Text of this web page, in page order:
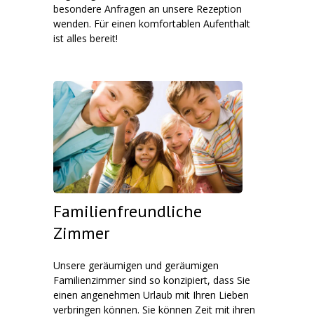
besondere Anfragen an unsere Rezeption
wenden. Für einen komfortablen Aufenthalt
ist alles bereit!
Familienfreundliche
Zimmer
Unsere geräumigen und geräumigen
Familienzimmer sind so konzipiert, dass Sie
einen angenehmen Urlaub mit Ihren Lieben
verbringen können. Sie können Zeit mit ihren